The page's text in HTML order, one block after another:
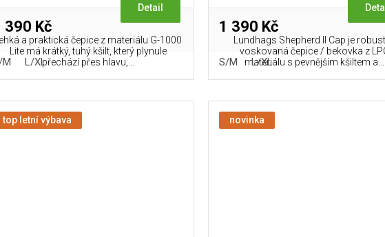
390 Kč
Detail
a praktická čepice z materiálu G-1000
Lite má krátký, tuhý kšilt, který plynule
přechází přes hlavu,...
L/XL
1 390 Kč
Lundhags Shepherd II Cap je
voskovaná čepice / bekovka z
materiálu s pevnějším kšiltem a...
S/M L/XL
top letní výbava novinka